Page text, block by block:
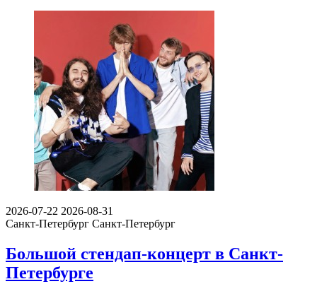
2026-07-22 2026-08-31
Санкт-Петербург Санкт-Петербург
Большой стендап-концерт в Санкт-
Петербурге